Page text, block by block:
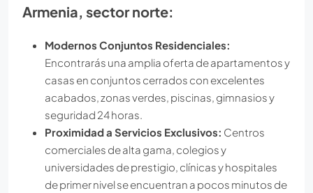
Armenia, sector norte:
Modernos Conjuntos Residenciales:
Encontrarás una amplia oferta de apartamentos y
casas en conjuntos cerrados con excelentes
acabados, zonas verdes, piscinas, gimnasios y
seguridad 24 horas.
Proximidad a Servicios Exclusivos: Centros
comerciales de alta gama, colegios y
universidades de prestigio, clínicas y hospitales
de primer nivel se encuentran a pocos minutos de